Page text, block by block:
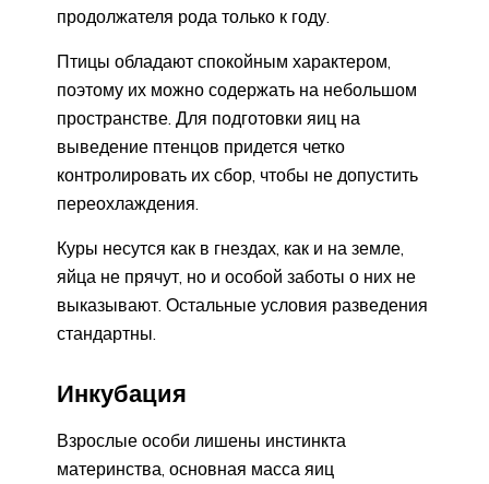
продолжателя рода только к году.
Птицы обладают спокойным характером,
поэтому их можно содержать на небольшом
пространстве. Для подготовки яиц на
выведение птенцов придется четко
контролировать их сбор, чтобы не допустить
переохлаждения.
Куры несутся как в гнездах, как и на земле,
яйца не прячут, но и особой заботы о них не
выказывают. Остальные условия разведения
стандартны.
Инкубация
Взрослые особи лишены инстинкта
материнства, основная масса яиц